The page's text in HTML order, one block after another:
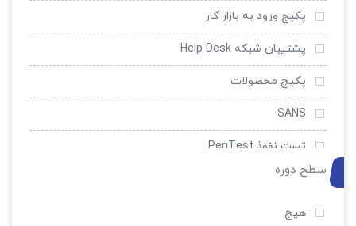
پکیج ورود به بازار کار
پشتیبان شبکه Help Desk
پکیچ محصولات
SANS
تست نفوذ PenTest
امنیت و ضد هک
EC-Council
سطح دوره
هیچ